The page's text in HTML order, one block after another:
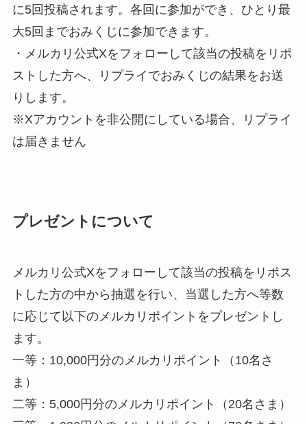
に5回投稿されます。各回に参加ができ、ひとり最
大5回までおみくじに参加できます。
・メルカリ公式Xをフォローして該当の投稿をリポ
ストした方へ、リプライでおみくじの結果をお送
りします。
※Xアカウントを非公開にしている場合、リプライ
は届きません
プレゼントについて
メルカリ公式Xをフォローして該当の投稿をリポス
トした方の中から抽選を行い、当選した方へ等数
に応じて以下のメルカリポイントをプレゼントし
ます。
一等：10,000円分のメルカリポイント（10名さ
ま）
二等：5,000円分のメルカリポイント（20名さま）